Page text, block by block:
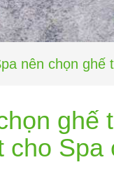
nên chọn
ghế
cho Spa